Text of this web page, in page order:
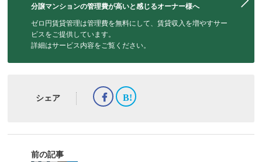
分譲マンションの管理費が高いと感じるオーナー様へ
ゼロ円賃貸管理は管理費を無料にして、賃貸収入を増やすサー
ビスをご提供しています。
詳細はサービス内容をご覧ください。
シェア
前の記事